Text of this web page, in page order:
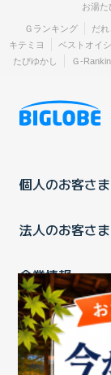
お湯た
Ｇランキング だれ
キテミヨ
ベストオイ
たびゆかし
Ｇ-
個人のお客さま
法人のお客さま
企業情報
ご利用中の方
お問い合わせ消